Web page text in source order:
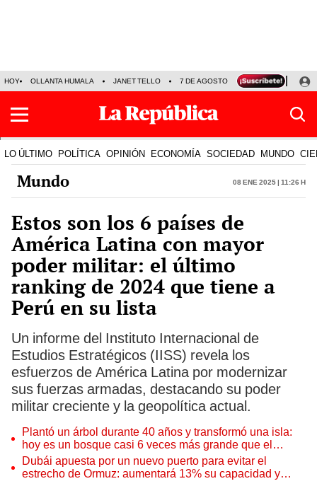
HOY OLLANTA HUMALA JANET TELLO 7 DE AGOSTO TINKA RESULTADOS
LO ÚLTIMO POLÍTICA OPINIÓN ECONOMÍA SOCIEDAD MUNDO
Mundo 08 Ene 2025 | 11:26 h
Estos son los 6 países de
América Latina con mayor
poder militar: el último
ranking de 2024 que tiene a
Perú en su lista
Un informe del Instituto Internacional de
Estudios Estratégicos (IISS) revela los
esfuerzos de América Latina por modernizar
sus fuerzas armadas, destacando su poder
militar creciente y la geopolítica actual.
Plantó un árbol durante 40 años y transformó una isla:
hoy es un bosque casi 6 veces más grande que el
Parque de las Leyendas
Dubái apuesta por un nuevo puerto para evitar el
estrecho de Ormuz: aumentará 13% su capacidad y